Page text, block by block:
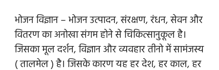
भोजन विज्ञान – भोजन उत्पादन, संरक्षण, रंधन, सेवन और
वितरण का अनोखा संगम होने से चिकित्सानुकूल है।
जिसका मूल दर्शन, विज्ञान और व्यवहार तीनो में सामंजस्य
( तालमेल ) है। जिसके कारण यह हर देश, हर काल, हर